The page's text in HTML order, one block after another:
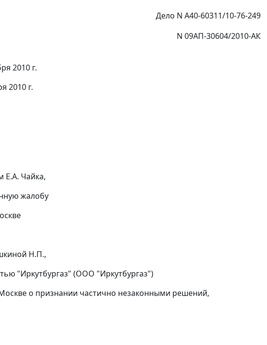
Дело N А40-60311/10-76-249
N 09АП-30604/2010-АК
2010 г.
2010 г.
Е.А. Чайка,
жалобу
Н.П.,
"Иркутбургаз" (ООО "Иркутбургаз")
о признании частично незаконными решений,